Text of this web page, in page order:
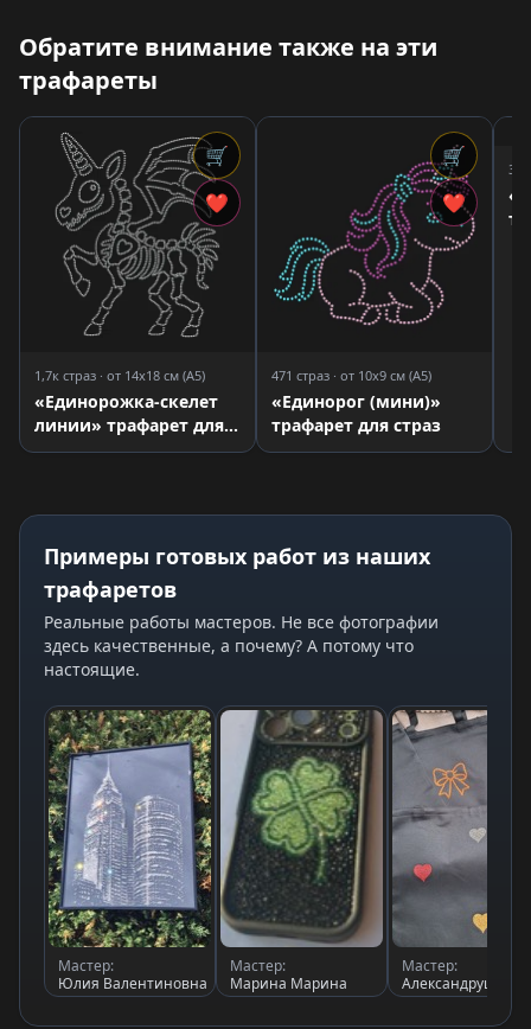
Обратите внимание также на эти
трафареты
🛒
❤
1,7к страз · от 14x18 см (A5)
«Единорожка-скелет
линии» трафарет для
страз
🛒
❤
471 страз · от 10x9 см (A5)
«Единорог (мини)»
трафарет для страз
Примеры готовых работ из наших
трафаретов
Реальные работы мастеров. Не все фотографии
здесь качественные, а почему? А потому что
настоящие.
Мастер:
Юлия Валентиновна
Мастер:
Марина Марина
Мастер:
Александрушка